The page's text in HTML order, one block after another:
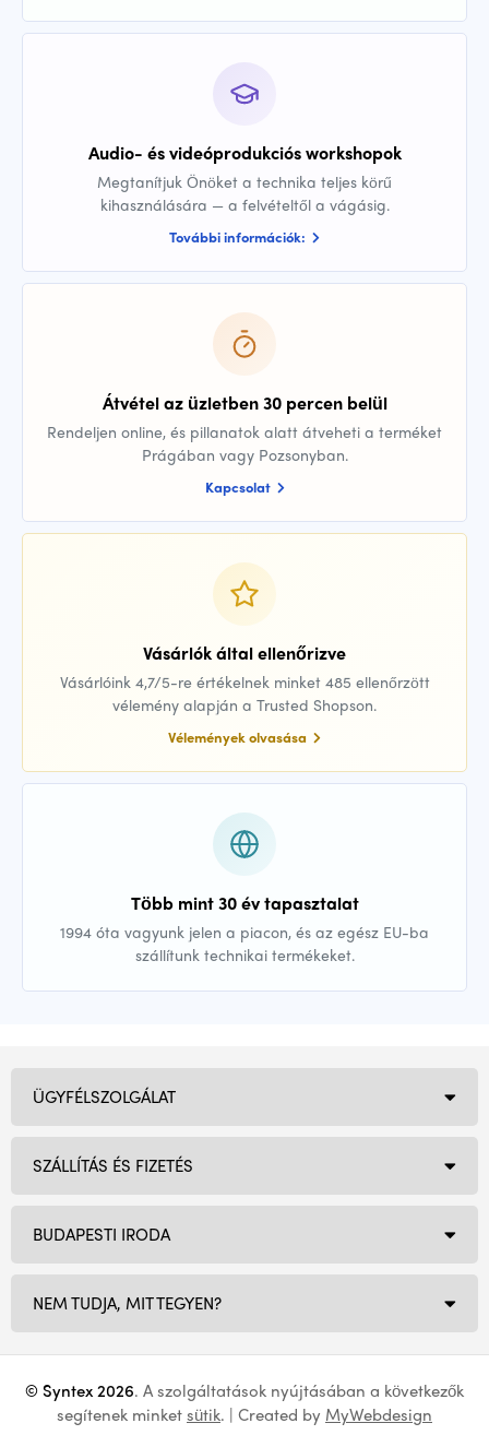
Audio- és videóprodukciós workshopok
Megtanítjuk Önöket a technika teljes körű
kihasználására — a felvételtől a vágásig.
További információk:
Átvétel az üzletben 30 percen belül
Rendeljen online, és pillanatok alatt átveheti a terméket
Prágában vagy Pozsonyban.
Kapcsolat
Vásárlók által ellenőrizve
Vásárlóink 4,7/5-re értékelnek minket 485 ellenőrzött
vélemény alapján a Trusted Shopson.
Vélemények olvasása
Több mint 30 év tapasztalat
1994 óta vagyunk jelen a piacon, és az egész EU-ba
szállítunk technikai termékeket.
BUDAPESTI IRODA
NEM TUDJA, MIT TEGYEN?
ÜGYFÉLSZOLGÁLAT
SZÁLLÍTÁS ÉS FIZETÉS
© Syntex 2026. A szolgáltatások nyújtásában a következők
segítenek minketsütik. | Created by MyWebdesign